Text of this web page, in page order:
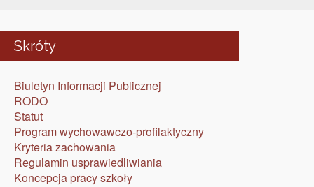
Skróty
Biuletyn Informacji Publicznej
RODO
Statut
Program wychowawczo-profilaktyczny
Kryteria zachowania
Regulamin usprawiedliwiania
Koncepcja pracy szkoły